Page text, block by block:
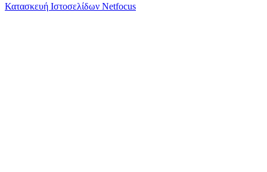
Κατασκευή Ιστοσελίδων Netfocus